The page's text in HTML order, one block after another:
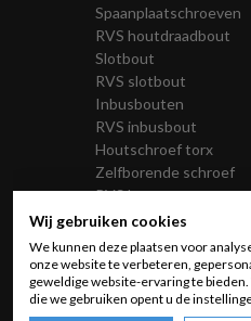
Spaanplaatschroeven
RVS houtdraadbout
Slotbout
RVS slotbout
Inbusbouten
RVS inbusbout
Houtschroef torx
Zelfborende schroef
RVS bouten en
Zelfborende bout
Betonboor
SDS-boor
Hamerboor
Steenboor
Wij gebruiken cookies
We kunnen deze plaatsen voor
onze website te verbeteren,
geweldige website-ervaring te
die we gebruiken opent u de